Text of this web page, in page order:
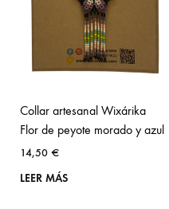
Collar artesanal Wixárika
Flor de peyote morado y azul
14,50 €
LEER MÁS